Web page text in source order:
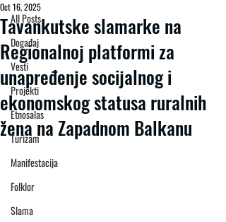
All Posts
Događaj
Vesti
Projekti
Etnosalas
Turizam
Manifestacija
Folklor
Slama
Tavankutske slamarke na
Regionalnoj platformi za
unapređenje socijalnog i
ekonomskog statusa ruralnih
žena na Zapadnom Balkanu
Oct 16, 2025